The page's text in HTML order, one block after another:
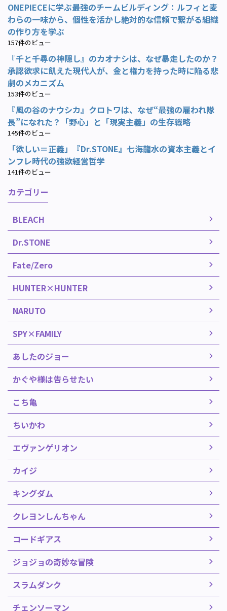
ONEPIECEに学ぶ最強のチームビルディング：ルフィと麦
わらの一味から、個性を活かし絶対的な信頼で繋がる組織
の作り方を学ぶ
157件のビュー
『千と千尋の神隠し』のカオナシは、なぜ暴走したのか？
承認欲求に飢えた現代人が、金と権力を持った時に陥る悲
劇のメカニズム
153件のビュー
『風の谷のナウシカ』クロトワは、なぜ“最強の雇われ隊
長”になれた？「野心」と「現実主義」の生存戦略
145件のビュー
「欲しい＝正義」『Dr.STONE』七海龍水の資本主義とイ
ンフレ時代の強欲経営哲学
141件のビュー
カテゴリー
BLEACH
Dr.STONE
Fate/Zero
HUNTER×HUNTER
NARUTO
SPY×FAMILY
あしたのジョー
かぐや様は告らせたい
こち亀
ちいかわ
エヴァンゲリオン
カイジ
キングダム
クレヨンしんちゃん
コードギアス
ジョジョの奇妙な冒険
スラムダンク
チェンソーマン